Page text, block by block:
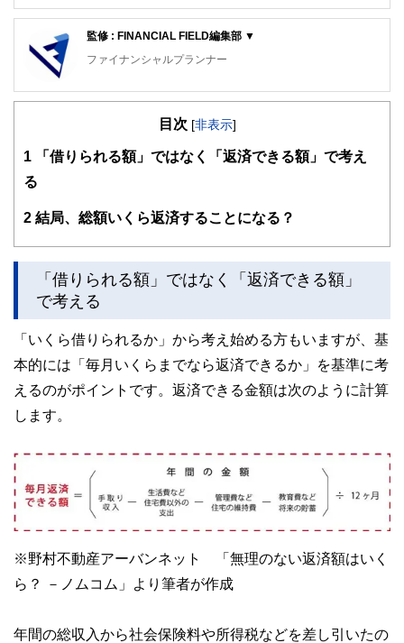
来店型保険ショップ元コンサルタント。首都圏郊外の地域密
様のコンサルタントを担当。
監修 : FINANCIAL FIELD編集部 ▼
ファイナンシャルプランナー
FinancialField編集部は、金融、経済に関する記事を、日々
知識がない方でも理解できるようわかりやすく発信していま
関わることで、読者目線のコンテンツを追求しています。
FinancialFieldの特徴は、ファイナンシャルプランナー、弁
護士、税理士、宅地建物取引士、相続診断士、住宅ローンア
ドバイザー、DCプランナー、公認会計士、社会保険労務
士、行政書士、投資アナリスト、キャリアコンサルタントな
をわかりやすく発信している点です。
執筆者・監修者による執筆体制を築くことで、内容のわかり
私たちは、快適でより良い生活のアイデアを提供するお金の
コンシェルジュを目指します。
目次 [非表示]
1
「借りられる額」ではなく「返済できる額」で考え
る
2 結局、総額いくら返済することになる？
「借りられる額」ではなく「返済できる額」
で考える
「いくら借りられるか」から考え始める方もいますが、基
本的には「毎月いくらまでなら返済できるか」を基準に考
えるのがポイントです。返済できる金額は次のように計算
します。
※野村不動産アーバンネット 「無理のない返済額はいく
ら？ －ノムコム」より筆者が作成
年間の総収入から社会保険料や所得税などを差し引いたの